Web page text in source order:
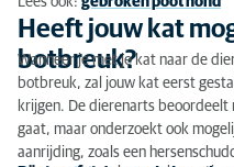
Heeft jouw kat
Gebroken staart bij
Kat met een gebroken
Behandeling van een
Heeft jouw kat
botbreuk?
Wanneer je met je kat naar de
botbreuk, zal jouw kat eerst
krijgen. De dierenarts
gaat, maar onderzoekt ook
aanrijding, zoals een